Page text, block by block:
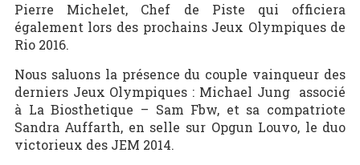
Pierre Michelet, Chef de Piste qui officiera
également lors des prochains Jeux Olympiques de
Rio 2016.
Nous saluons la présence du couple vainqueur des
derniers Jeux Olympiques : Michael Jung associé
à La Biosthetique – Sam Fbw, et sa compatriote
Sandra Auffarth, en selle sur Opgun Louvo, le duo
victorieux des JEM 2014.